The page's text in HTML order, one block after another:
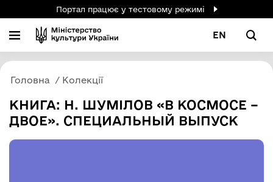
Портал працює у тестовому режимі
EN
Головна Колекції
КНИГА: Н. ШУМІЛОВ «В КОСМОСЕ –
ДВОЕ». СПЕЦИАЛЬНЫЙ ВЫПУСК